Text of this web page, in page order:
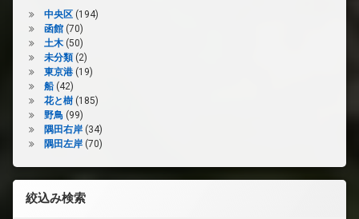
中央区(194)
函館(70)
土木(50)
未分類(2)
東京港(19)
船(42)
花と樹(185)
野鳥 (99)
隅田右岸(34)
隅田左岸(70)
絞込み検索